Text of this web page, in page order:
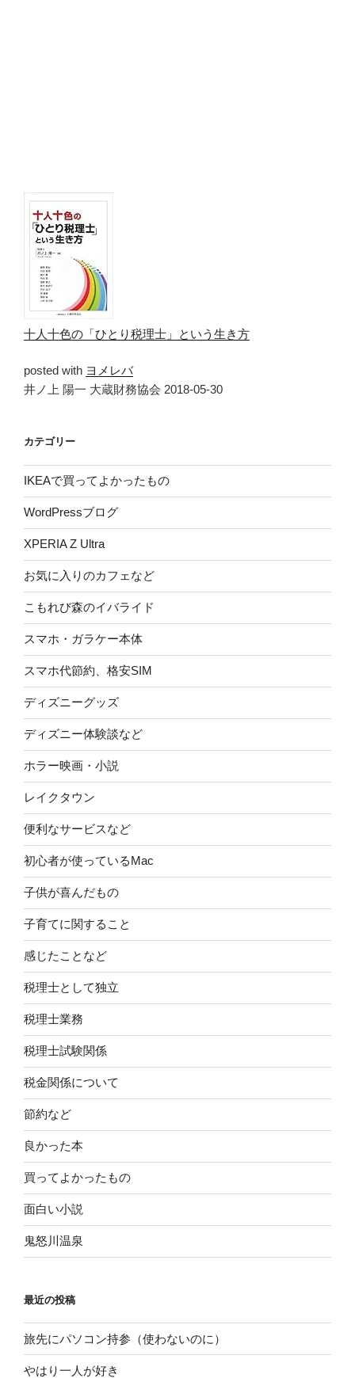
十人十色の「ひとり税理士」という生き方
posted with ヨメレバ
井ノ上 陽一 大蔵財務協会 2018-05-30
カテゴリー
IKEAで買ってよかったもの
WordPressブログ
XPERIA Z Ultra
お気に入りのカフェなど
こもれび森のイバライド
スマホ・ガラケー本体
スマホ代節約、格安SIM
ディズニーグッズ
ディズニー体験談など
ホラー映画・小説
レイクタウン
便利なサービスなど
初心者が使っているMac
子供が喜んだもの
子育てに関すること
感じたことなど
税理士として独立
税理士業務
税理士試験関係
税金関係について
節約など
良かった本
買ってよかったもの
面白い小説
鬼怒川温泉
最近の投稿
旅先にパソコン持参（使わないのに）
やはり一人が好き